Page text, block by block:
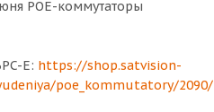
POE-коммутаторы
E: https://shop.satvision-
poe_kommutatory/2090/